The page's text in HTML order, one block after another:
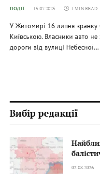
ПОДІЇ 15.07.2025 1 MIN READ
У Житомирі 16 липня
Київською. Власники авто
дороги від вулиці Небесної…
Вибір редакції
02.08.2026